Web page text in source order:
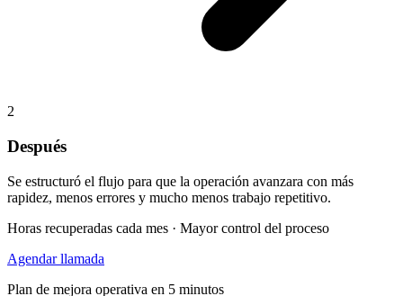
2
Después
Se estructuró el flujo para que la operación avanzara con más
rapidez, menos errores y mucho menos trabajo repetitivo.
Horas recuperadas cada mes · Mayor control del proceso
Agendar llamada
Plan de mejora operativa en 5 minutos